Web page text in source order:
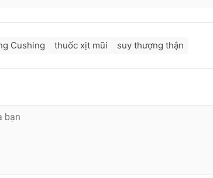
Cushing thuốc xịt mũi suy thượng thận